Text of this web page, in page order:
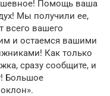
Помощь ваша
Мы получили ее,
всего вашего
и остаемся вашими
Как только
сразу сообщите, и
Большое